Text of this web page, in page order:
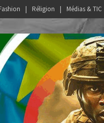
Réligion Médias & TIC